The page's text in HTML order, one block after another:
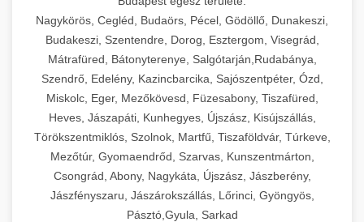
Nagykörös, Cegléd, Budaörs, Pécel, Gödöllő, Dunakeszi,
Budakeszi, Szentendre, Dorog, Esztergom, Visegrád,
Mátrafüred, Bátonyterenye, Salgótarján,Rudabánya,
Szendrő, Edelény, Kazincbarcika, Sajószentpéter, Ózd,
Miskolc, Eger, Mezőkövesd, Füzesabony, Tiszafüred,
Heves, Jászapáti, Kunhegyes, Újszász, Kisújszállás,
Törökszentmiklós, Szolnok, Martfű, Tiszaföldvár, Túrkeve,
Mezőtúr, Gyomaendrőd, Szarvas, Kunszentmárton,
Csongrád, Abony, Nagykáta, Újszász, Jászberény,
Jászfényszaru, Jászárokszállás, Lőrinci, Gyöngyös,
Pásztó,Gyula, Sarkad